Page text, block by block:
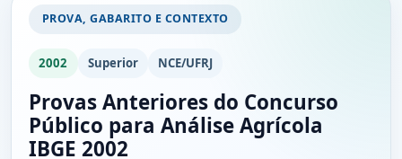
PROVA, GABARITO E CONTEXTO
2002 Superior NCE/UFRJ
Provas Anteriores do Concurso
Público para Análise Agrícola
IBGE 2002